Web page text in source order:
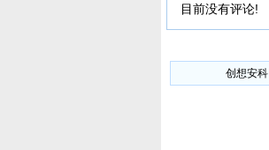
目前没有评论!
创想安科